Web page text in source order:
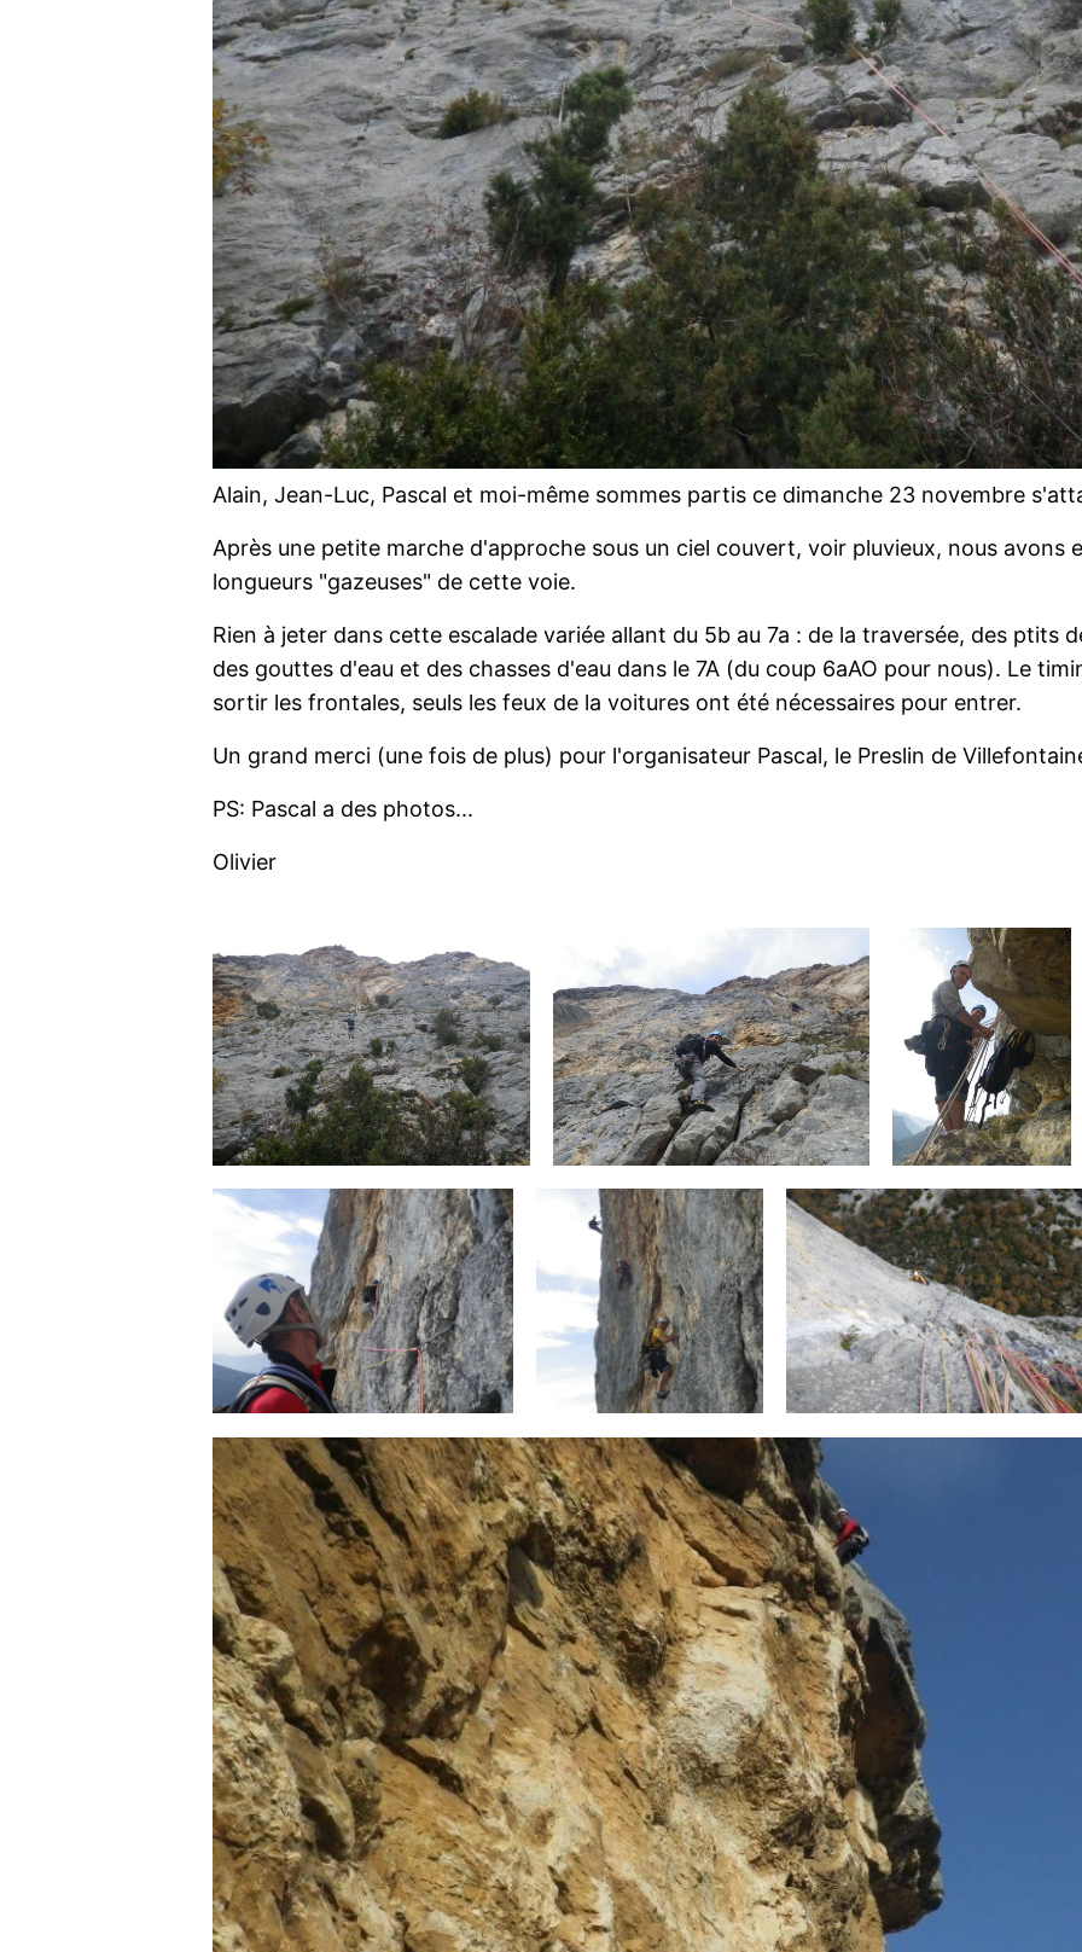
Alain, Jean-Luc, Pascal et moi-même sommes partis ce dimanche 23 novembre
Après une petite marche d'approche sous un ciel couvert, voir pluvieux, nous avons
longueurs "gazeuses" de cette voie.
Rien à jeter dans cette escalade variée allant du 5b au 7a : de la traversée, des ptits
des gouttes d'eau et des chasses d'eau dans le 7A (du coup 6aAO pour nous). Le
sortir les frontales, seuls les feux de la voitures ont été nécessaires pour entrer.
Un grand merci (une fois de plus) pour l'organisateur Pascal, le Preslin de
PS: Pascal a des photos...
Olivier